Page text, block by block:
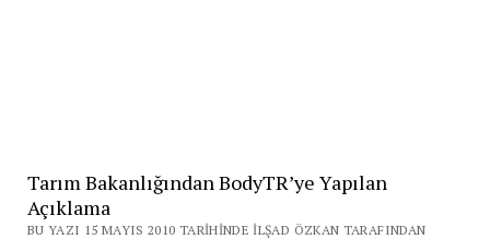
Tarım Bakanlığından BodyTR’ye Yapılan
Açıklama
BU YAZI 15 MAYIS 2010 TARIHINDE İLŞAD ÖZKAN TARAFINDAN